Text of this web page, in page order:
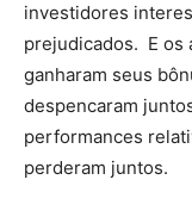
investidores
prejudicados. E os
ganharam seus
despencaram
performances
perderam juntos.